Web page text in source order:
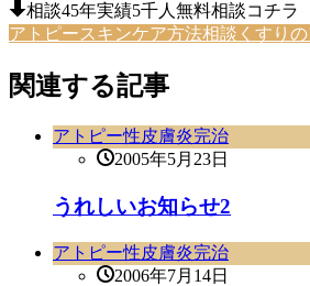
相談45年実績5千人無料相談コチラ
アトピースキンケア方法相談くすり
関連する記事
アトピー性皮膚炎完治
2005年5月23日
うれしいお知らせ2
アトピー性皮膚炎完治
2006年7月14日